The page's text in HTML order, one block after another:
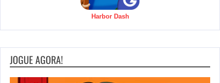
Harbor Dash
JOGUE AGORA!